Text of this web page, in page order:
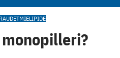
MIELIPIDE